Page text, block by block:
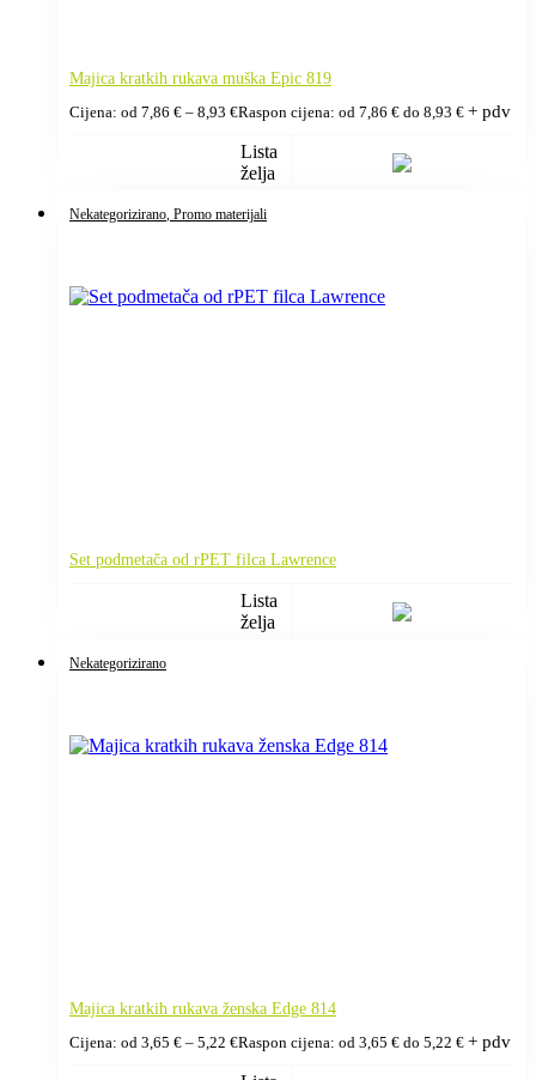
Majica kratkih rukava muška Epic 819
Cijena: od 7,86 € – 8,93 €Raspon cijena: od 7,86 € do 8,93 € + pdv
Lista
želja
Nekategorizirano , Promo materijali
Set podmetača od rPET filca Lawrence
Lista
želja
Nekategorizirano
Majica kratkih rukava ženska Edge 814
Cijena: od 3,65 € – 5,22 €Raspon cijena: od 3,65 € do 5,22 € + pdv